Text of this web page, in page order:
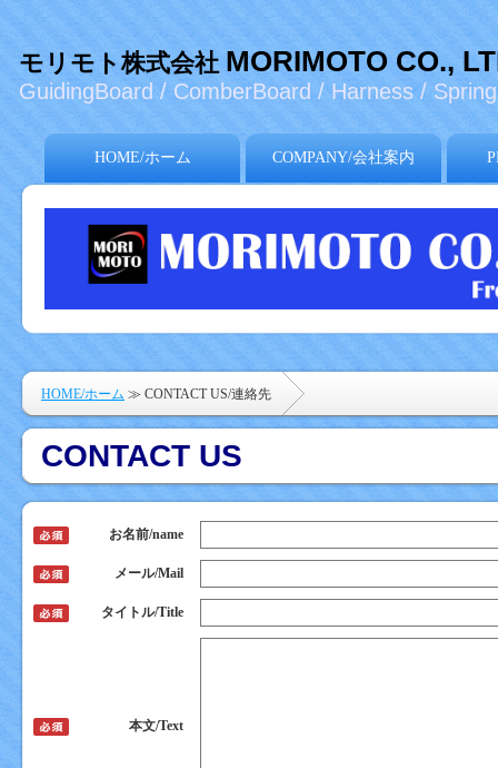
モリモト株式会社MORIMOTO CO.,
GuidingBoard / ComberBoard / Harness /
HOME/ホーム COMPANY/会社案内
HOME/ホーム ≫ CONTACT US/連絡先
CONTACT US
お名前/name
メール/Mail
タイトル/Title
本文/Text